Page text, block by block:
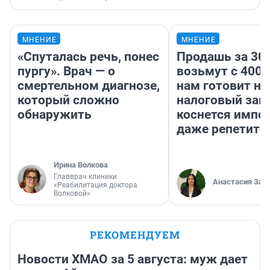
МНЕНИЕ
«Спуталась речь, понес
пургу». Врач — о
смертельном диагнозе,
который сложно
обнаружить
Ирина Волкова
Главврач клиники
«Реабилитация доктора
Волковой»
МНЕНИЕ
Продашь за
возьмут с
нам готовит
налоговый
коснется
даже
Анастасия
РЕКОМЕНДУЕМ
Новости ХМАО за 5 августа: муж дает